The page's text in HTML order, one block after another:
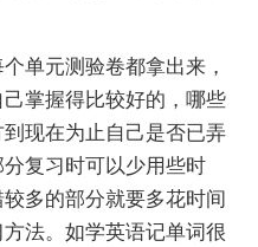
单元测验卷都拿出来，
掌握得比较好的，哪些
现在为止自己是否已弄
复习时可以少用些时
多的部分就要多花时间
法。如学英语记单词很